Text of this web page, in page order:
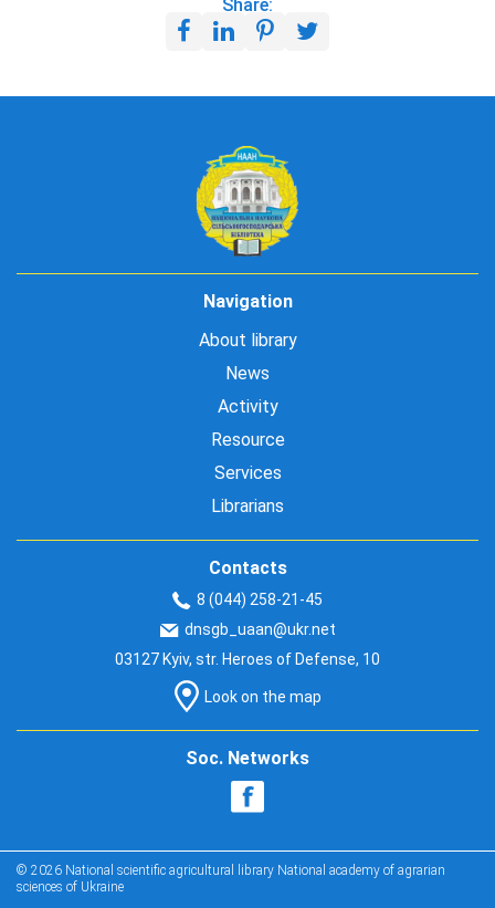
Share:
Navigation
About library
News
Activity
Resource
Services
Librarians
Contacts
8 (044) 258-21-45
dnsgb_uaan@ukr.net
03127 Kyiv, str. Heroes of Defense, 10
Look on the map
Soc. Networks
© 2026 National scientific agricultural library National academy of agrarian
sciences of Ukraine